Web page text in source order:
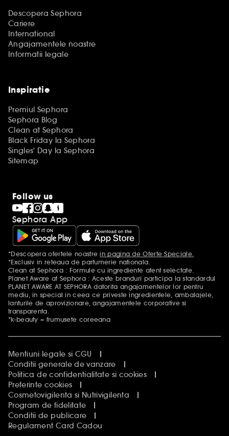
Descopera Sephora
Cariere
International
Angajamentele noastre
Informatii legale
Inspiratie
Premiul Sephora
Sephora Blog
Clean at Sephora
Black Friday la Sephora
Singles' Day la Sephora
Sitemap
Follow us
Sephora App
Mentiuni aditionale
*Descopera ofertele noastrein pagina de Oferte Speciale.
*Exclusiv in reteaua de parfumerie nationala.
Clean at Sephora : Formule cu ingrediente atent selectate.
Planet Aware at Sephora : Aceste branduri participa la standardul
PLANET AWARE AT SEPHORA datorita angajamentelor lor pentru
mediu, in special in ceea ce priveste ingredientele, ambalajele,
lanturile de aprovizionare, angajamentele corporative si
transparenta.
*k-beauty = frumusete coreeana
Mentiuni legale si CGU
Conditii generale de vanzare
Politica de confidentialitate si cookies
Preferinte cookies
Cosmetovigilenta si Nutrivigilenta
Program de fidelitate
Conditii de publicare
Regulament Card Cadou